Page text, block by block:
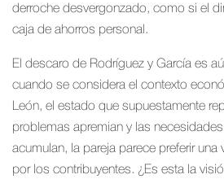
derroche desvergonzado, como si el
caja de ahorros personal.
El descaro de Rodríguez y García es
cuando se considera el contexto
León, el estado que supuestamente
problemas apremian y las
acumulan, la pareja parece preferir una
por los contribuyentes. ¿Es esta la